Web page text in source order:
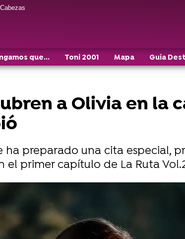
que... Toni 2001 Mapa Guía
a Olivia en la
ha preparado una cita especial,
el primer capítulo de La Ruta
en atresplayer